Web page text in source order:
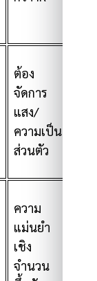
ต้อง
จัดการ
แสง/
ความเป็น
ส่วนตัว
ความ
แม่นยำ
เชิง
จำนวน